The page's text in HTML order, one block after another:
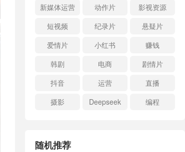
新媒体运营
动作片
影视资源
短视频
纪录片
悬疑片
爱情片
小红书
赚钱
韩剧
电商
剧情片
抖音
运营
直播
摄影
Deepseek 编程
随机推荐